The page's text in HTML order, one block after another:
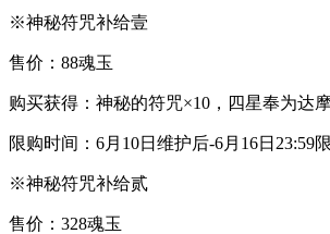
※神秘符咒补给壹
售价：88魂玉
购买获得：神秘的符咒×10，四星奉为达
限购时间：6月10日维护后-6月16日23:59
※神秘符咒补给贰
售价：328魂玉